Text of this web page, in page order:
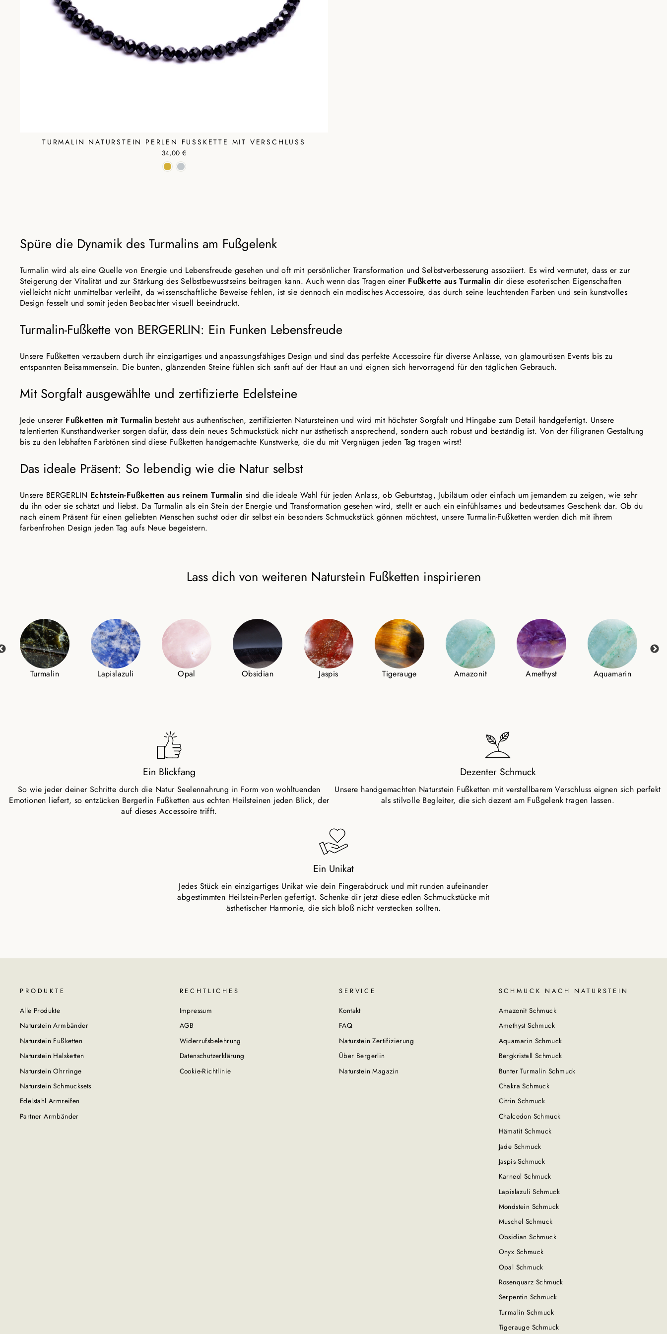
TURMALIN NATURSTEIN PERLEN FUSSKETTE MIT VERSCHLUSS
34,00 €
Spüre die Dynamik des Turmalins am Fußgelenk
Turmalin wird als eine Quelle von Energie und Lebensfreude gesehen und oft mit persönlicher Transformation und Selbstverbesserung assoziiert. Es wird vermutet, dass er zur
Steigerung der Vitalität und zur Stärkung des Selbstbewusstseins beitragen kann. Auch wenn das Tragen einer Fußkette aus Turmalin dir diese esoterischen Eigenschaften
vielleicht nicht unmittelbar verleiht, da wissenschaftliche Beweise fehlen, ist sie dennoch ein modisches Accessoire, das durch seine leuchtenden Farben und sein kunstvolles
Design fesselt und somit jeden Beobachter visuell beeindruckt.
Turmalin-Fußkette von BERGERLIN: Ein Funken Lebensfreude
Unsere Fußketten verzaubern durch ihr einzigartiges und anpassungsfähiges Design und sind das perfekte Accessoire für diverse Anlässe, von glamourösen Events bis zu
entspannten Beisammensein. Die bunten, glänzenden Steine fühlen sich sanft auf der Haut an und eignen sich hervorragend für den täglichen Gebrauch.
Mit Sorgfalt ausgewählte und zertifizierte Edelsteine
Jede unserer Fußketten mit Turmalin besteht aus authentischen, zertifizierten Natursteinen und wird mit höchster Sorgfalt und Hingabe zum Detail handgefertigt. Unsere
talentierten Kunsthandwerker sorgen dafür, dass dein neues Schmuckstück nicht nur ästhetisch ansprechend, sondern auch robust und beständig ist. Von der filigranen Gestaltung
bis zu den lebhaften Farbtönen sind diese Fußketten handgemachte Kunstwerke, die du mit Vergnügen jeden Tag tragen wirst!
Das ideale Präsent: So lebendig wie die Natur selbst
Unsere BERGERLIN Echtstein-Fußketten aus reinem Turmalin sind die ideale Wahl für jeden Anlass, ob Geburtstag, Jubiläum oder einfach um jemandem zu zeigen, wie sehr
du ihn oder sie schätzt und liebst. Da Turmalin als ein Stein der Energie und Transformation gesehen wird, stellt er auch ein einfühlsames und bedeutsames Geschenk dar. Ob du
nach einem Präsent für einen geliebten Menschen suchst oder dir selbst ein besonders Schmuckstück gönnen möchtest, unsere Turmalin-Fußketten werden dich mit ihrem
farbenfrohen Design jeden Tag aufs Neue begeistern.
Lass dich von weiteren Naturstein Fußketten inspirieren
Turmalin Lapislazuli Opal Obsidian Jaspis Tigerauge Amazonit Amethyst Aquamarin
Ein Blickfang
So wie jeder deiner Schritte durch die Natur Seelennahrung in Form von wohltuenden
Emotionen liefert, so entzücken Bergerlin Fußketten aus echten Heilsteinen jeden Blick, der
auf dieses Accessoire trifft.
Dezenter Schmuck
Unsere handgemachten Naturstein Fußketten mit verstellbarem Verschluss eignen sich perfekt
als stilvolle Begleiter, die sich dezent am Fußgelenk tragen lassen.
Ein Unikat
Jedes Stück ein einzigartiges Unikat wie dein Fingerabdruck und mit runden aufeinander
abgestimmten Heilstein-Perlen gefertigt. Schenke dir jetzt diese edlen Schmuckstücke mit
ästhetischer Harmonie, die sich bloß nicht verstecken sollten.
PRODUKTE
Alle Produkte
Naturstein Armbänder
Naturstein Fußketten
Naturstein Halsketten
Naturstein Ohrringe
Naturstein Schmucksets
Edelstahl Armreifen
Partner Armbänder
RECHTLICHES
Impressum
AGB
Widerrufsbelehrung
Datenschutzerklärung
Cookie-Richtlinie
SERVICE
Kontakt
FAQ
Naturstein Zertifizierung
Über Bergerlin
Naturstein Magazin
SCHMUCK NACH NATURSTEIN
Amazonit Schmuck
Amethyst Schmuck
Aquamarin Schmuck
Bergkristall Schmuck
Bunter Turmalin Schmuck
Chakra Schmuck
Citrin Schmuck
Chalcedon Schmuck
Hämatit Schmuck
Jade Schmuck
Jaspis Schmuck
Karneol Schmuck
Lapislazuli Schmuck
Mondstein Schmuck
Muschel Schmuck
Obsidian Schmuck
Onyx Schmuck
Opal Schmuck
Rosenquarz Schmuck
Serpentin Schmuck
Turmalin Schmuck
Tigerauge Schmuck